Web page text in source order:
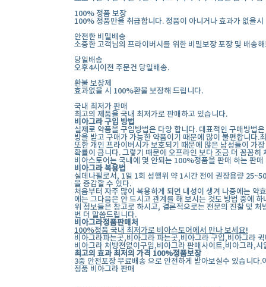
100% 정품 보장
100% 정품만을 취급합니다. 정품이 아니거나 효과가 없을
안전한 비밀배송
소중한 고객님의 프라이버시를 위한 비밀보장 포장 및 배송
당일배송
오후4시이전 주문건 당일배송.
환불 보장제
효과없을 시 100%환불 보장해 드립니다.
국내 최저가 판매
최고의 제품을 국내 최저가로 판매하고 있습니다.
비아그라 구입 방법
실제로 약품을 구입방법은 다양 합니다. 대표적인 구매방법
방을 받고 구매가 가능한 약품이기 때문에 많이 불편합니다.
또한 개인 프라이버시가 보호되기 때문에 많은 남성들이 가
확률이 큽니다. 그렇기 때문에 오프라인 보다 조금 더 꼼꼼히
비아스토어는 국내에 몇 안되는 100%정품을 판매 하는 판
비아그라 복용법
실데나필로서, 1일 1회 성행위 약 1시간 전에 권장용량
을 증감할 수 있다.
처음부터 자주 많이 복용하게 되면 내성이 생겨 나중에는
에는 그다음은 안 드시고 관계를 해 보시는 것도 방법 중에 하
위 정보들은 참고로 하시고, 결론적으로는 전문의 진찰 및
번 더 말씀드립니다.
비아그라정품판매처
100%정품 국내 최저가로 비아스토어에서 만나 보세요!
비아그라파는곳,비아그라 파는곳,비아그라 구입,비아그라
비아그라 처방전없이구입,비아그라 판매사이트,비아그라,
최고의 효과 최저의 가격 100%정품보장
3중 안전포장 무료배송 으로 안전하게 받아보실수 있습니
정품 비아그라 판매